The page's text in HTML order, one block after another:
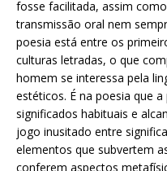
fosse facilitada, assim
transmissão oral nem
poesia está entre os
culturas letradas, o que
homem se interessa pela
estéticos. É na poesia que
significados habituais e
jogo inusitado entre
elementos que subvertem
conferem aspectos